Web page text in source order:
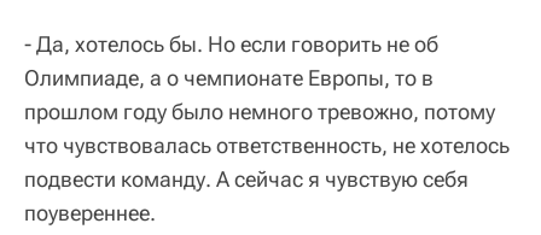
- Да, хотелось бы. Но если говорить не об
Олимпиаде, а о чемпионате Европы, то в
прошлом году было немного тревожно, потому
что чувствовалась ответственность, не хотелось
подвести команду. А сейчас я чувствую себя
поувереннее.